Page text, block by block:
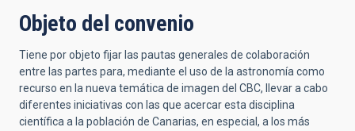
Objeto del convenio
Tiene por objeto fijar las pautas generales de colaboración
entre las partes para, mediante el uso de la astronomía como
recurso en la nueva temática de imagen del CBC, llevar a cabo
diferentes iniciativas con las que acercar esta disciplina
científica a la población de Canarias, en especial, a los más